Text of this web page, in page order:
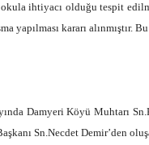
ihtiyacı olduğu tespit
yapılması kararı
Damyeri Köyü Muhtarı
Sn.Necdet Demir’den